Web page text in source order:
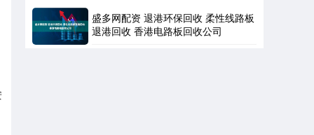
盛多网配资 退港环保回收 柔性线路板
退港回收 香港电路板回收公司